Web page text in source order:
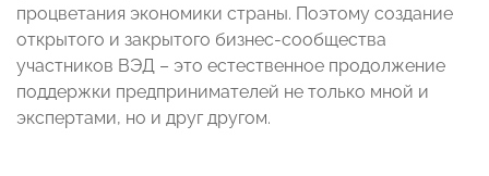
процветания экономики страны. Поэтому создание
открытого и закрытого бизнес-сообщества
участников ВЭД – это естественное продолжение
поддержки предпринимателей не только мной и
экспертами, но и друг другом.